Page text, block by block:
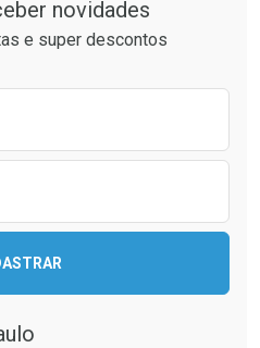
Comprar sem Desconto
Comprar sem Desconto
novidades
e super descontos